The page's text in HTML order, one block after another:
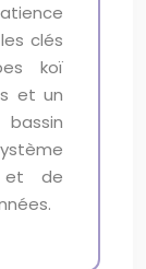
clés
koï
et un
et de